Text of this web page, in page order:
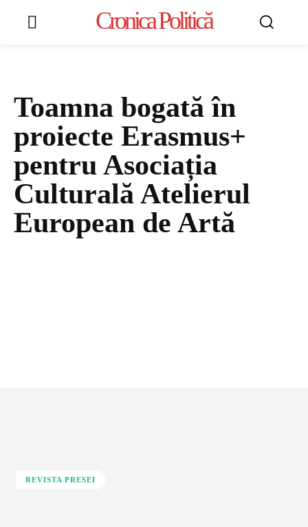
Cronica Politică
Toamna bogată în
proiecte Erasmus+
pentru Asociația
Culturală Atelierul
European de Artă
REVISTA PRESEI